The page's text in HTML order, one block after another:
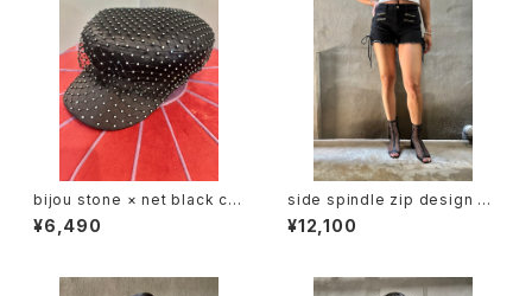
bijou stone × net black ca
squette キャスケット 帽子 スト
ーン ネット キラキラ ブラック 黒
¥6,490
side spindle zip design sh
ort pants パンツ ショートパン
ツ スピンドル ジッパー ストレッ
¥12,100